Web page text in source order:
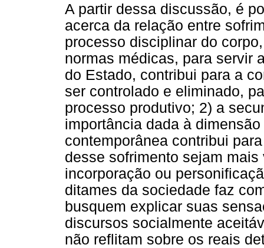
A partir dessa discussão, é
acerca da relação entre
processo disciplinar do
normas médicas, para servir
do Estado, contribui para a
ser controlado e eliminado,
processo produtivo; 2) a
importância dada à
contemporânea contribui
desse sofrimento sejam
incorporação ou
ditames da sociedade faz
busquem explicar suas
discursos socialmente
não reflitam sobre os reais